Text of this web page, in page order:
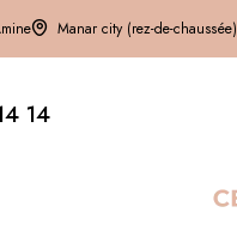
Manar city (rez-de-chaussée)
14